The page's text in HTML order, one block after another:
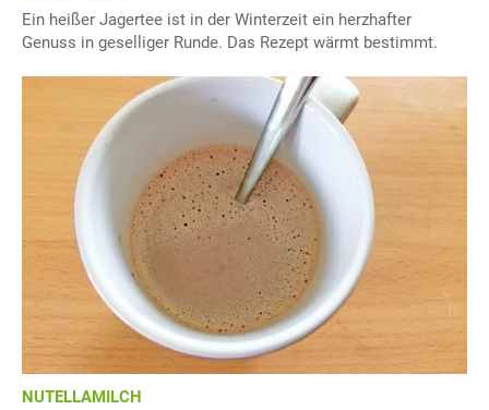
Ein heißer Jagertee ist in der Winterzeit ein herzhafter
Genuss in geselliger Runde. Das Rezept wärmt bestimmt.
NUTELLAMILCH